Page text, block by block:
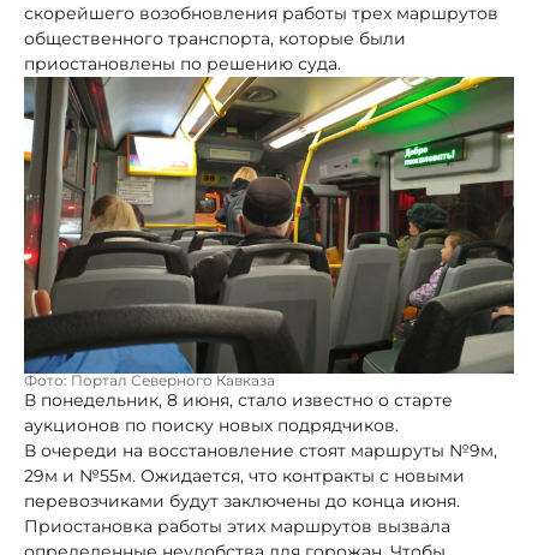
скорейшего возобновления работы трех маршрутов
общественного транспорта, которые были
приостановлены по решению суда.
Фото: Портал Северного Кавказа
В понедельник, 8 июня, стало известно о старте
аукционов по поиску новых подрядчиков.
В очереди на восстановление стоят маршруты №9м,
29м и №55м. Ожидается, что контракты с новыми
перевозчиками будут заключены до конца июня.
Приостановка работы этих маршрутов вызвала